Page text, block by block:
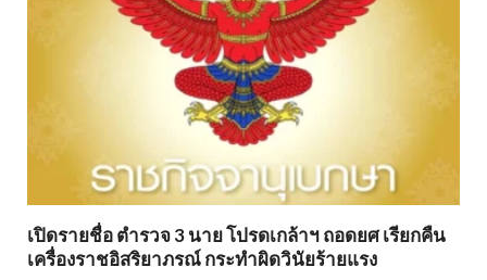
เปิดรายชื่อ ตำรวจ 3 นาย โปรดเกล้าฯ ถอดยศ เรียกคืน
เครื่องราชอิสริยาภรณ์ กระทำผิดวินัยร้ายแรง